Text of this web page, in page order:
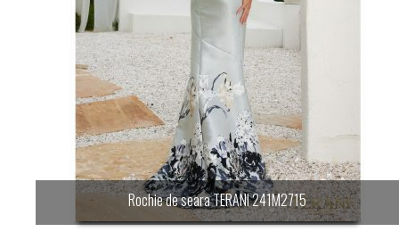
Rochie de seara TERANI 241M2715